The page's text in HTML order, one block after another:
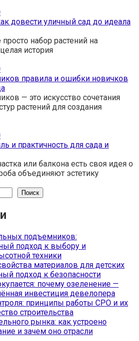
довести уличный сад до идеала
набор растений на
история
правила и ошибки новичков
— это искусство сочетания
растений для создания
и практичность для сада и
или балкона есть своя идея о
объединяют эстетику
Поиск
подъемников:
подход к выбору и
техники
материалов для детских
подход к безопасности
почему озеленение —
инвестиция девелопера
принципы работы СРО и их
строительства
рынка: как устроено
и зачем оно отрасли